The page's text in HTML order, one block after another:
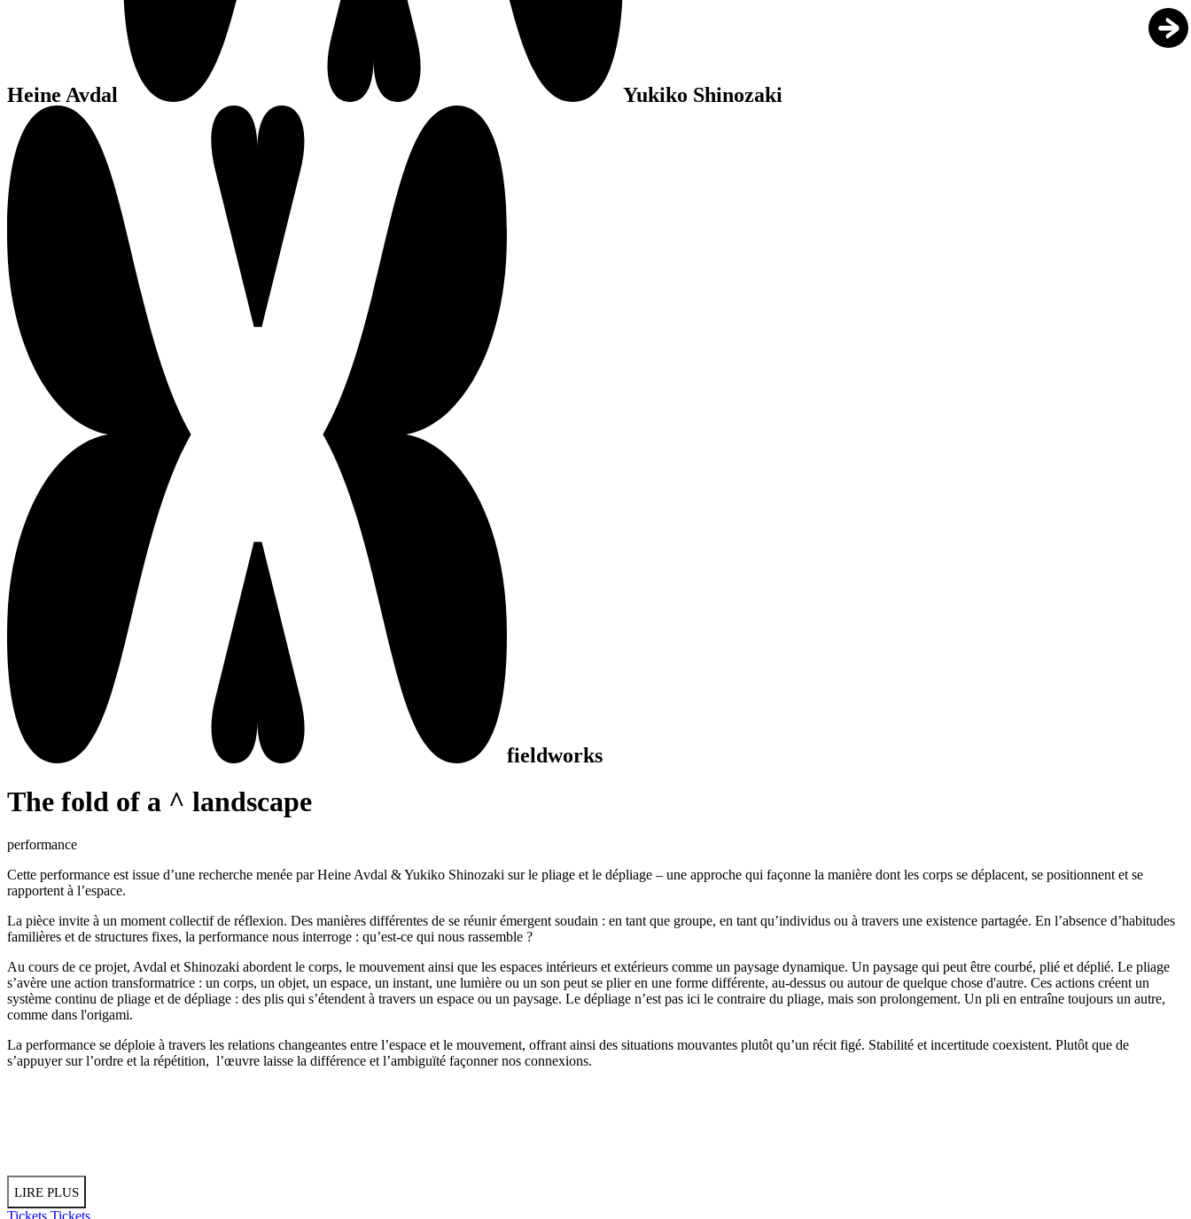
Heine Avdal Yukiko Shinozaki
fieldworks
The fold of a ^ landscape
performance
Cette performance est issue d’une recherche menée par Heine Avdal & Yukiko Shinozaki sur le pliage et le dépliage – une approche qui façonne la manière dont les corps se déplacent, se positionnent et se
rapportent à l’espace.
La pièce invite à un moment collectif de réflexion. Des manières différentes de se réunir émergent soudain : en tant que groupe, en tant qu’individus ou à travers une existence partagée. En l’absence d’habitudes
familières et de structures fixes, la performance nous interroge : qu’est-ce qui nous rassemble ?
Au cours de ce projet, Avdal et Shinozaki abordent le corps, le mouvement ainsi que les espaces intérieurs et extérieurs comme un paysage dynamique. Un paysage qui peut être courbé, plié et déplié. Le pliage
s’avère une action transformatrice : un corps, un objet, un espace, un instant, une lumière ou un son peut se plier en une forme différente, au-dessus ou autour de quelque chose d'autre. Ces actions créent un
système continu de pliage et de dépliage : des plis qui s’étendent à travers un espace ou un paysage. Le dépliage n’est pas ici le contraire du pliage, mais son prolongement. Un pli en entraîne toujours un autre,
comme dans l'origami.
La performance se déploie à travers les relations changeantes entre l’espace et le mouvement, offrant ainsi des situations mouvantes plutôt qu’un récit figé. Stabilité et incertitude coexistent. Plutôt que de
s’appuyer sur l’ordre et la répétition, l’œuvre laisse la différence et l’ambiguïté façonner nos connexions.
LIRE PLUS